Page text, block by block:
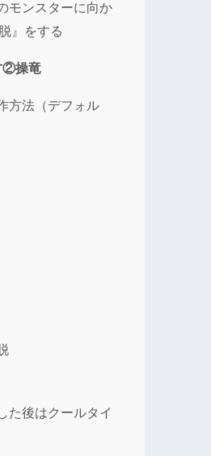
モンスターに向か
』をする
②操竜
方法（デフォル
た後はクールタイ